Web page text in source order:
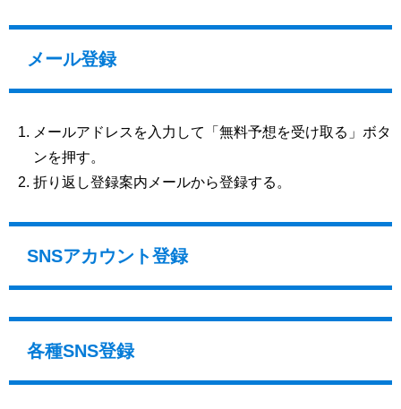
メール登録
メールアドレスを入力して「無料予想を受け取る」ボタ
ンを押す。
折り返し登録案内メールから登録する。
SNSアカウント登録
各種SNS登録